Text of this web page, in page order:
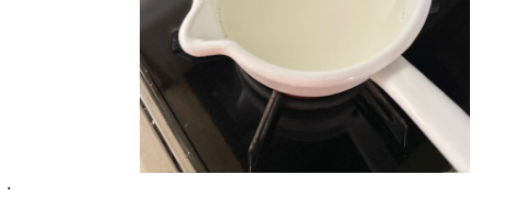
・